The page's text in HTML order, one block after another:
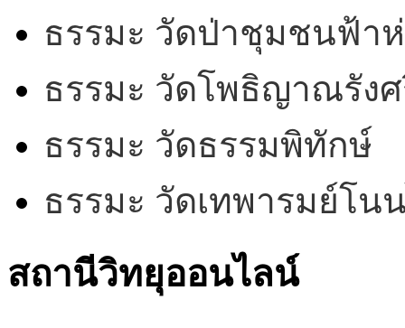
ธรรมะ วัดป่าชุมชนฟ้า
ธรรมะ วัดโพธิญาณรัง
ธรรมะ วัดธรรมพิทักษ์
ธรรมะ วัดเทพารมย์โน
สถานีวิทยุออนไลน์